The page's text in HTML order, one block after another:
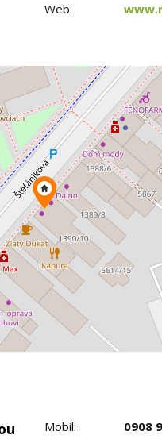
Web:
Mobil:
0908